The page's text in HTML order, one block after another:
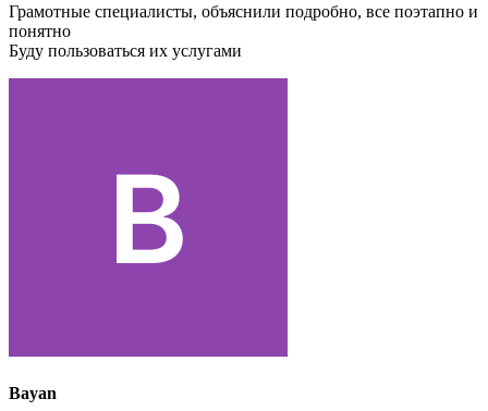
Грамотные специалисты, объяснили подробно, все поэтапно и
понятно
Буду пользоваться их услугами
Bayan